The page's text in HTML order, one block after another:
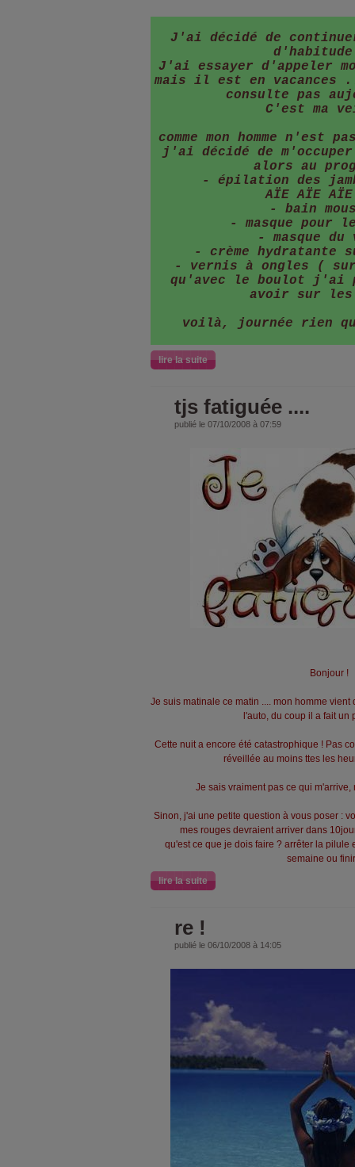
J'ai décidé de
J'ai essayer d'appeler
mais il est en vacances
consulte pas
C'est ma
comme mon homme n'est
j'ai décidé de
alors au
- épilation des
AÏE AÏE
- bain
- masque pour
- masque du
- crème hydratante
- vernis à ongles (
qu'avec le boulot j'ai
avoir sur les
voilà, journée rien
lire la suite
tjs fatiguée ....
publié le 07/10/2008 à 07:59
Bonjour !
Je suis matinale ce matin .... mon homme
l'auto, du coup il a fait un
Cette nuit a encore été catastrophique ! Pas
réveillée au moins ttes les
Je sais vraiment pas ce qui m'arrive,
Sinon, j'ai une petite question à vous poser :
mes rouges devraient arriver dans
qu'est ce que je dois faire ? arrêter la pilule
semaine ou
lire la suite
re !
publié le 06/10/2008 à 14:05